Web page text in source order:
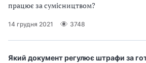
працює за сумісництвом?
14 грудня 2021 3748
Який документ регулює штрафи за